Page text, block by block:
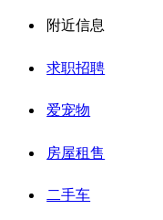
附近信息
求职招聘
爱宠物
房屋租售
二手车